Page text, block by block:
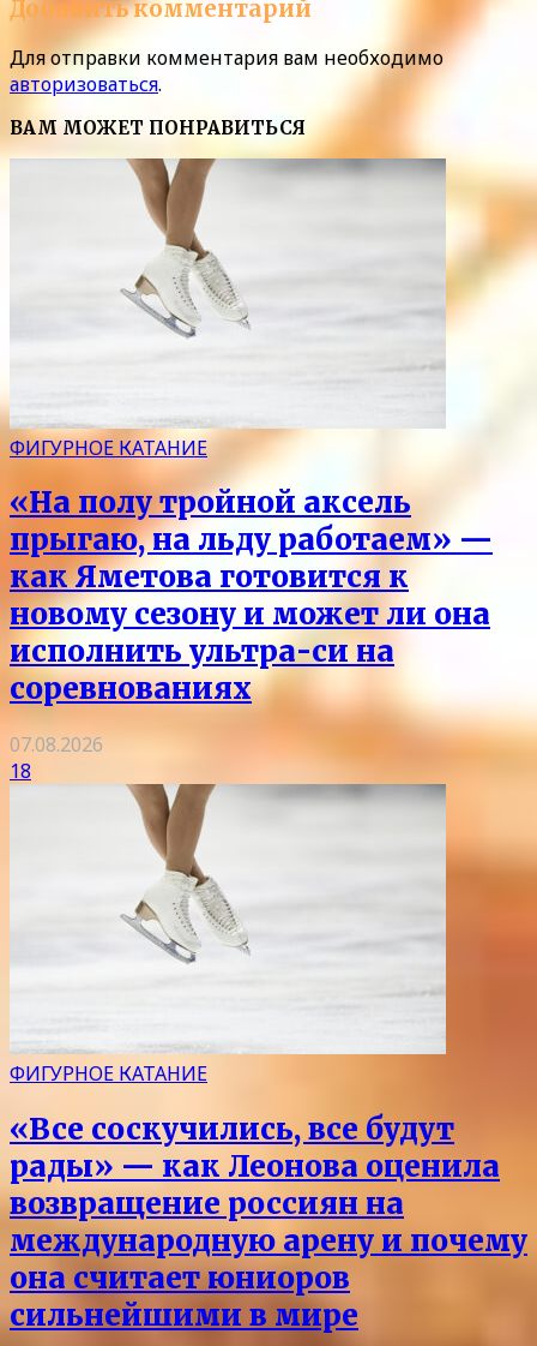
Добавить комментарий
Для отправки комментария вам необходимо
авторизоваться.
ВАМ МОЖЕТ ПОНРАВИТЬСЯ
ФИГУРНОЕ КАТАНИЕ
«На полу тройной аксель
прыгаю, на льду работаем» —
как Яметова готовится к
новому сезону и может ли она
исполнить ультра-си на
соревнованиях
07.08.2026
18
ФИГУРНОЕ КАТАНИЕ
«Все соскучились, все будут
рады» — как Леонова оценила
возвращение россиян на
международную арену и почему
она считает юниоров
сильнейшими в мире